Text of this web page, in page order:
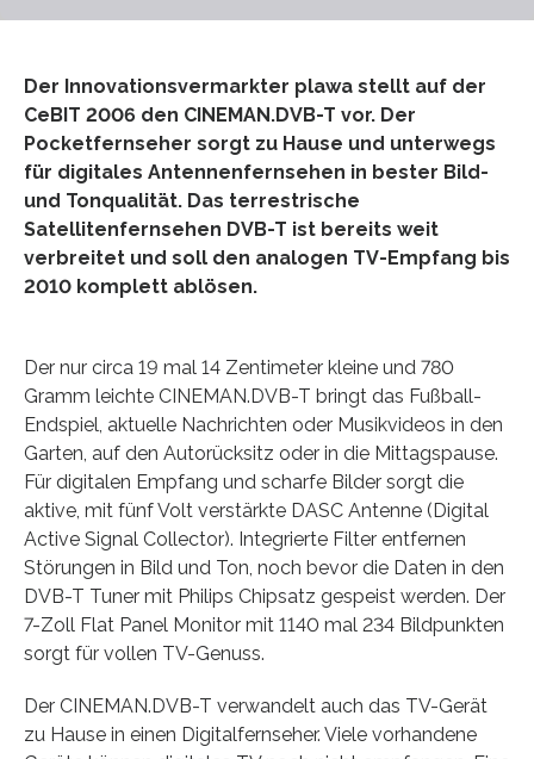
Der Innovationsvermarkter plawa stellt auf der
CeBIT 2006 den CINEMAN.DVB-T vor. Der
Pocketfernseher sorgt zu Hause und unterwegs
für digitales Antennenfernsehen in bester Bild-
und Tonqualität. Das terrestrische
Satellitenfernsehen DVB-T ist bereits weit
verbreitet und soll den analogen TV-Empfang bis
2010 komplett ablösen.
Der nur circa 19 mal 14 Zentimeter kleine und 780
Gramm leichte CINEMAN.DVB-T bringt das Fußball-
Endspiel, aktuelle Nachrichten oder Musikvideos in den
Garten, auf den Autorücksitz oder in die Mittagspause.
Für digitalen Empfang und scharfe Bilder sorgt die
aktive, mit fünf Volt verstärkte DASC Antenne (Digital
Active Signal Collector). Integrierte Filter entfernen
Störungen in Bild und Ton, noch bevor die Daten in den
DVB-T Tuner mit Philips Chipsatz gespeist werden. Der
7-Zoll Flat Panel Monitor mit 1140 mal 234 Bildpunkten
sorgt für vollen TV-Genuss.
Der CINEMAN.DVB-T verwandelt auch das TV-Gerät
zu Hause in einen Digitalfernseher. Viele vorhandene